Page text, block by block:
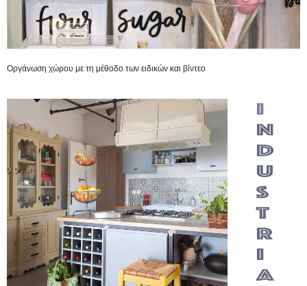
Οργάνωση χώρου με τη μέθοδο των ειδικών και βίντεο